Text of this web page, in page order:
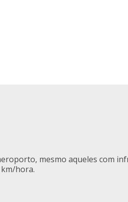
mesmo aqueles com
hora.